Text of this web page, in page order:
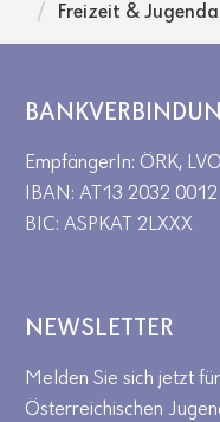
Freizeit &
EmpfängerIn: ÖRK,
IBAN: AT13 2032
BIC: ASPKAT 2LXXX
NEWSLETTER
Melden Sie sich jetzt
Österreichischen